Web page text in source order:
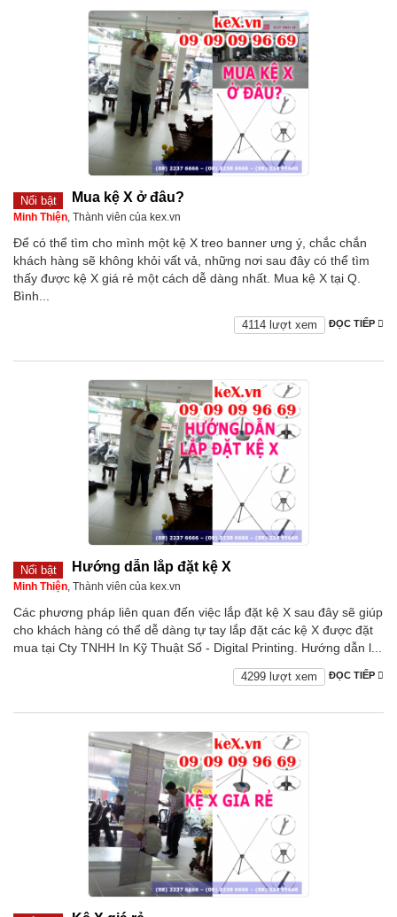
Nổi bật Mua kệ X ở đâu?
Minh Thiện, Thành viên của kex.vn
Để có thể tìm cho mình một kệ X treo banner ưng ý, chắc chắn
khách hàng sẽ không khỏi vất vả, những nơi sau đây có thể tìm
thấy được kệ X giá rẻ một cách dễ dàng nhất. Mua kệ X tại Q.
Bình...
ĐỌC TIẾP
4114 lượt xem
Nổi bật Hướng dẫn lắp đặt kệ X
Minh Thiện, Thành viên của kex.vn
Các phương pháp liên quan đến việc lắp đặt kệ X sau đây sẽ giúp
cho khách hàng có thể dễ dàng tự tay lắp đặt các kệ X được đặt
mua tại Cty TNHH In Kỹ Thuật Số - Digital Printing. Hướng dẫn l...
ĐỌC TIẾP
4299 lượt xem